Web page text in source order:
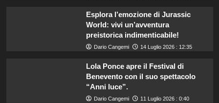
Esplora l’emozione di Jurassic
World: vivi un’avventura
preistorica indimenticabile!
Dario Cangemi 14 Luglio 2026 : 12:35
Lola Ponce apre il Festival di
Benevento con il suo spettacolo
“Anni luce”.
Dario Cangemi 11 Luglio 2026 : 0:40